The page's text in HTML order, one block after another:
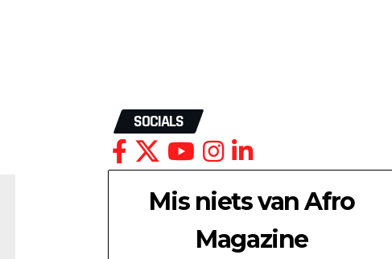
SOCIALS
Mis niets van Afro
Magazine